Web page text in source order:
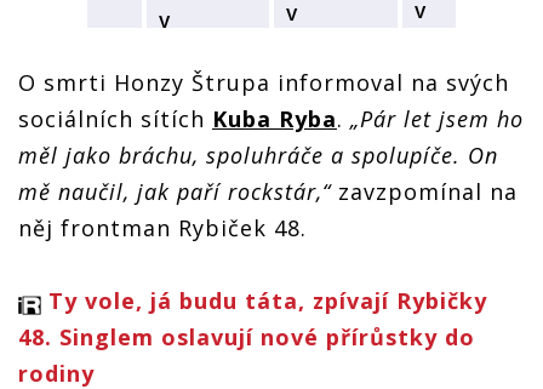
zemřel
Štrup,
hrával v
Rybičkách
48 nebo
Billovi
V
zemřel
Honza
Štrup,
hrával v
Rybičkách
48 nebo
Divokým
Billovi
V
zemřel
Štrup,
hrával v
Rybičkách
48 nebo
Billovi
V
zemřel
Honza
Štrup,
hrával v
Rybičkách
48 nebo
O smrti Honzy Štrupa informoval na svých
sociálních sítích Kuba Ryba. „Pár let jsem ho
měl jako bráchu, spoluhráče a spolupíče. On
mě naučil, jak paří rockstár,“zavzpomínal na
něj frontman Rybiček 48.
Ty vole, já budu táta, zpívají Rybičky
48. Singlem oslavují nové přírůstky do
rodiny